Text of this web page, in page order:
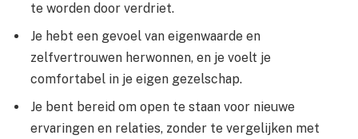
te worden door verdriet.
Je hebt een gevoel van eigenwaarde en
zelfvertrouwen herwonnen, en je voelt je
comfortabel in je eigen gezelschap.
Je bent bereid om open te staan voor nieuwe
ervaringen en relaties, zonder te vergelijken met